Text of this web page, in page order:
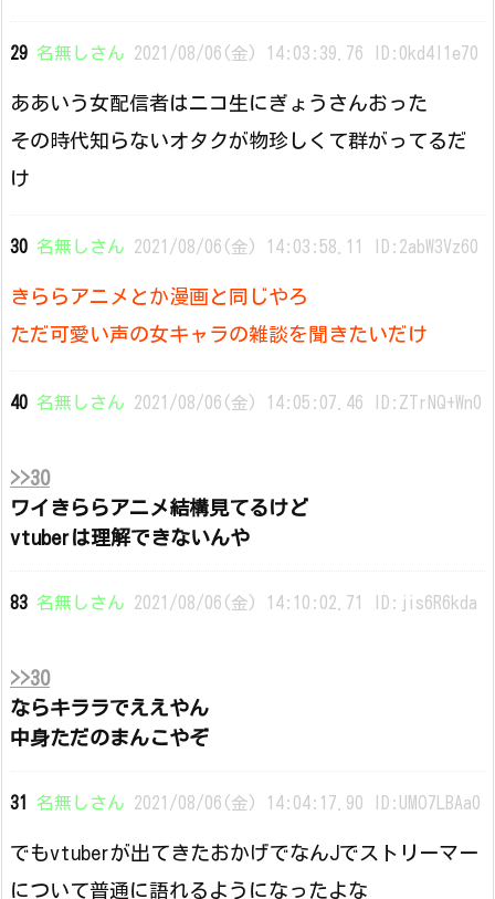
29 名無しさん 2021/08/06(金) 14:03:39.76 ID:0kd4l1e70
ああいう女配信者はニコ生にぎょうさんおった
その時代知らないオタクが物珍しくて群がってるだ
け
30 名無しさん 2021/08/06(金) 14:03:58.11 ID:2abW3Vz60
きららアニメとか漫画と同じやろ
ただ可愛い声の女キャラの雑談を聞きたいだけ
40 名無しさん 2021/08/06(金) 14:05:07.46 ID:ZTrNQ+Wn0
>>30
ワイきららアニメ結構見てるけど
vtuberは理解できないんや
83 名無しさん 2021/08/06(金) 14:10:02.71 ID:jis6R6kda
>>30
ならキララでええやん
中身ただのまんこやぞ
31 名無しさん 2021/08/06(金) 14:04:17.90 ID:UMO7LBAa0
でもvtuberが出てきたおかげでなんJでストリーマー
について普通に語れるようになったよな